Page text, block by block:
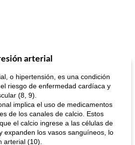
arterial
o hipertensión, es una condición
riesgo de enfermedad cardíaca y
(8, 9).
implica el uso de medicamentos
de los canales de calcio. Estos
el calcio ingrese a las células de
expanden los vasos sanguíneos, lo
arterial (10).